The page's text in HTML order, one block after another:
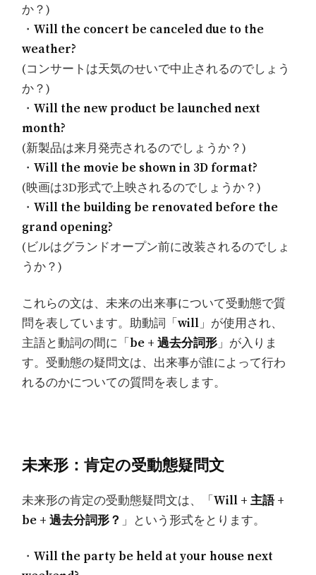
か？)
・Will the concert be canceled due to the
weather?
(コンサートは天気のせいで中止されるのでしょう
か？)
・Will the new product be launched next
month?
(新製品は来月発売されるのでしょうか？)
・Will the movie be shown in 3D format?
(映画は3D形式で上映されるのでしょうか？)
・Will the building be renovated before the
grand opening?
(ビルはグランドオープン前に改装されるのでしょ
うか？)
これらの文は、未来の出来事について受動態で質
問を表しています。助動詞「will 」が使用され、
主語と動詞の間に「be + 過去分詞形 」が入りま
す。受動態の疑問文は、出来事が誰によって行わ
れるのかについての質問を表します。
未来形：肯定の受動態疑問文
未来形の肯定の受動態疑問文は、「Will + 主語 +
be + 過去分詞形？ 」という形式をとります。
・Will the party be held at your house next